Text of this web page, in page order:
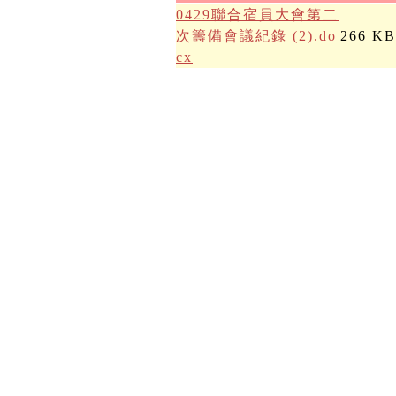
0429聯合宿員大會第二
次籌備會議紀錄 (2).do
cx
266 KB